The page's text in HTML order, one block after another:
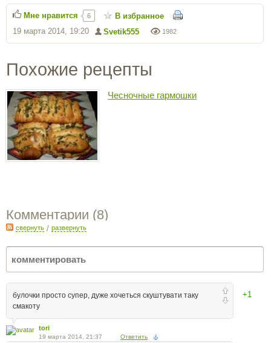
1982
Svetik555
19 марта 2014, 19:20
Мне нравится 6 В избранное
Похожие рецепты
Чесночные гармошки
Комментарии (8)
свернуть / развернуть
+1
булочки просто супер, дуже хочеться скуштувати таку
смакоту
tori
19 марта 2014, 21:37 Ответить